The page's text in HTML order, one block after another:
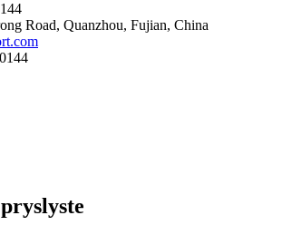
Road, Quanzhou, Fujian, China